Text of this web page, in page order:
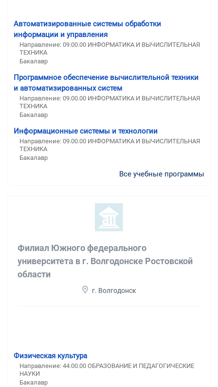
Автоматизированные системы обработки
информации и управления
Направление: 09.00.00 ИНФОРМАТИКА И ВЫЧИСЛИТЕЛЬНАЯ
ТЕХНИКА
Бакалавр
Программное обеспечение вычислительной техники
и автоматизированных систем
Направление: 09.00.00 ИНФОРМАТИКА И ВЫЧИСЛИТЕЛЬНАЯ
ТЕХНИКА
Бакалавр
Информационные системы и технологии
Направление: 09.00.00 ИНФОРМАТИКА И ВЫЧИСЛИТЕЛЬНАЯ
ТЕХНИКА
Бакалавр
Все учебные программы
Филиал Южного федерального
университета в г. Волгодонске Ростовской
области
г. Волгодонск
Физическая культура
Направление: 44.00.00 ОБРАЗОВАНИЕ И ПЕДАГОГИЧЕСКИЕ
НАУКИ
Бакалавр